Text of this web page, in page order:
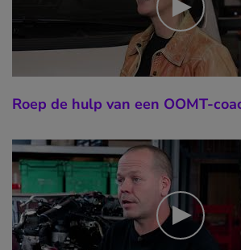
Roep de hulp van een OOMT-